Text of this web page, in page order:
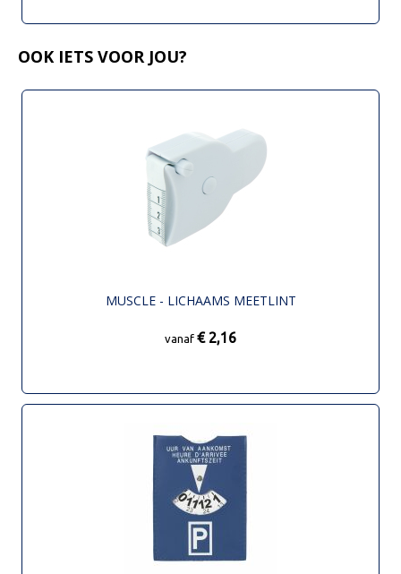
OOK IETS VOOR JOU?
MUSCLE - LICHAAMS MEETLINT
vanaf € 2,16